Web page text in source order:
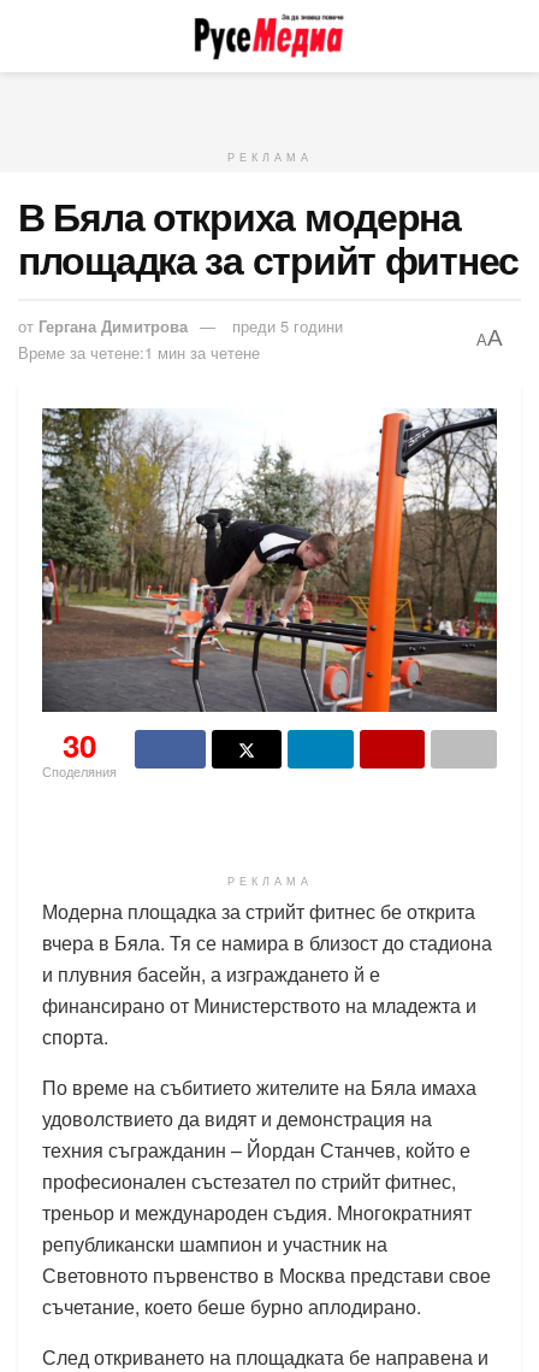
РЕКЛАМА
В Бяла откриха модерна
площадка за стрийт фитнес
от Гергана Димитрова
преди 5 години
Време за четене:1 мин за четене
AA
30
Споделяния
РЕКЛАМА
Модерна площадка за стрийт фитнес бе открита
вчера в Бяла. Тя се намира в близост до стадиона
и плувния басейн, а изграждането й е
финансирано от Министерството на младежта и
спорта.
По време на събитието жителите на Бяла имаха
удоволствието да видят и демонстрация на
техния съгражданин – Йордан Станчев, който е
професионален състезател по стрийт фитнес,
треньор и международен съдия. Многократният
републикански шампион и участник на
Световното първенство в Москва представи свое
съчетание, което беше бурно аплодирано.
След откриването на площадката бе направена и